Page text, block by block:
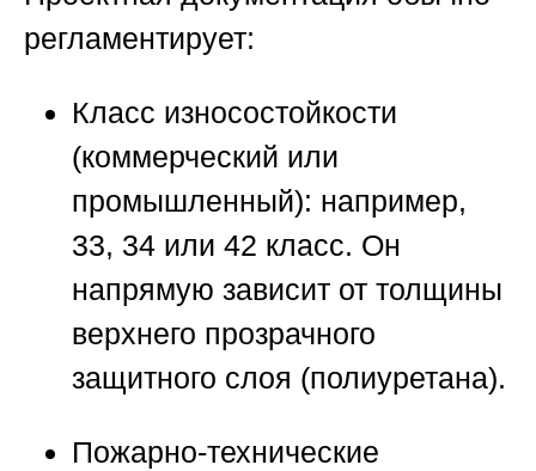
регламентирует:
Класс износостойкости
(коммерческий или
промышленный): например,
33, 34 или 42 класс. Он
напрямую зависит от толщины
верхнего прозрачного
защитного слоя (полиуретана).
Пожарно-технические